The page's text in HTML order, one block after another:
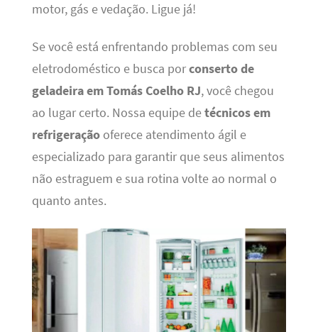
motor, gás e vedação. Ligue já!
Se você está enfrentando problemas com seu
eletrodoméstico e busca porconserto de
geladeira em Tomás Coelho RJ, você chegou
ao lugar certo. Nossa equipe detécnicos em
refrigeraçãooferece atendimento ágil e
especializado para garantir que seus alimentos
não estraguem e sua rotina volte ao normal o
quanto antes.